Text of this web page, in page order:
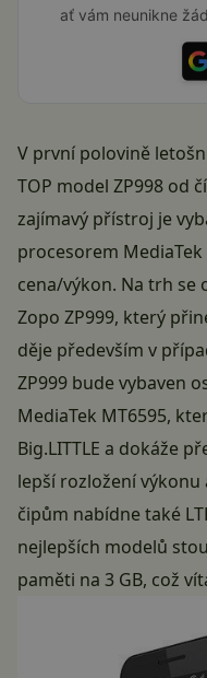
ať vám neunikne
V první polovině
TOP model ZP998 od
zajímavý přístroj je
procesorem
cena/výkon. Na trh se
Zopo ZP999, který
děje především v
ZP999 bude vybaven
MediaTek MT6595,
Big.LITTLE a dokáže
lepší rozložení
čipům nabídne také
nejlepších modelů
paměti na 3 GB, což